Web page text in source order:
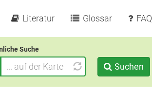
Literatur Glossar FAQ
Suche
Suchen